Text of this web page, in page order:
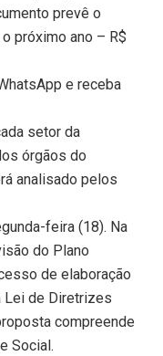
prevê o
próximo ano – R$
e receba
setor da
órgãos do
analisado pelos
feira (18). Na
do Plano
de elaboração
Lei de Diretrizes
compreende
Social.